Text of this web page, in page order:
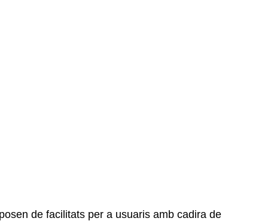
de facilitats per a usuaris amb cadira de